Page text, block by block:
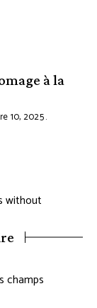
à la
10, 2025
without
champs